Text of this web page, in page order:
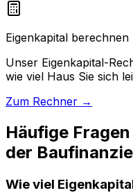
Eigenkapital berechnen
Unser Eigenkapital-
wie viel Haus Sie sich
Zum Rechner →
Häufige
der
Wie viel